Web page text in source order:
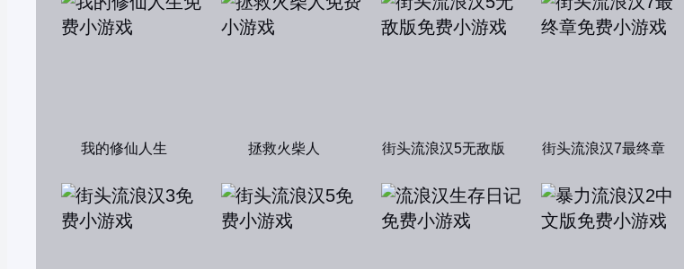
我的修仙人生 拯救火柴人 街头流浪汉5无敌版 街头流浪汉7最终章